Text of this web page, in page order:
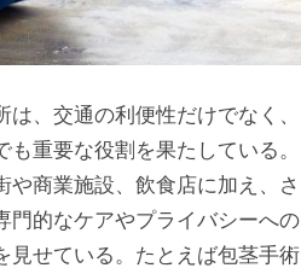
、交通の利便性だけでなく、
重要な役割を果たしている。
商業施設、飲食店に加え、さ
門的なケアやプライバシーへの
見せている。たとえば包茎手術